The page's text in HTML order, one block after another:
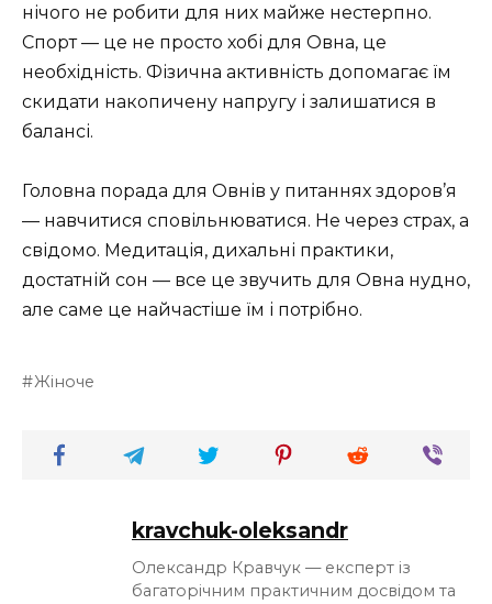
нічого не робити для них майже нестерпно.
Спорт — це не просто хобі для Овна, це
необхідність. Фізична активність допомагає їм
скидати накопичену напругу і залишатися в
балансі.
Головна порада для Овнів у питаннях здоров’я
— навчитися сповільнюватися. Не через страх, а
свідомо. Медитація, дихальні практики,
достатній сон — все це звучить для Овна нудно,
але саме це найчастіше їм і потрібно.
Жіноче
kravchuk-oleksandr
Олександр Кравчук — експерт із
багаторічним практичним досвідом та